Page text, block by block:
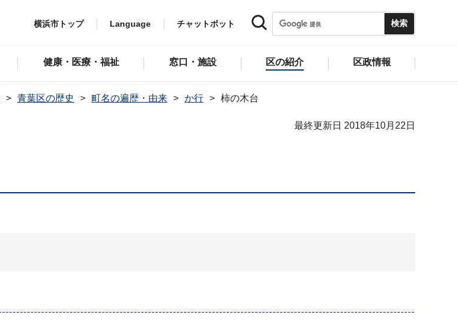
横浜市トップ Language チャットボット
健康・医療・福祉 窓口・施設 区の紹介 区政情報
青葉区の歴史 町名の遍歴・由来 か行 柿の木台
最終更新日 2018年10月22日